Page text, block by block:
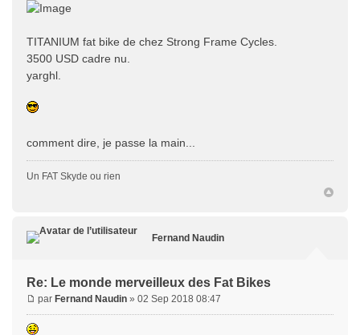
TITANIUM fat bike de chez Strong Frame Cycles.
3500 USD cadre nu.
yarghl.
comment dire, je passe la main...
Un FAT Skyde ou rien
Fernand Naudin
Re: Le monde merveilleux des Fat Bikes
par Fernand Naudin » 02 Sep 2018 08:47